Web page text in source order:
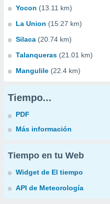
Yocon (13.11 km)
La Union (15.27 km)
Silaca (20.74 km)
Talanqueras (21.01 km)
Mangulile (22.4 km)
Tiempo...
PDF
Más información
Tiempo en tu Web
Widget de El tiempo
API de Meteorología